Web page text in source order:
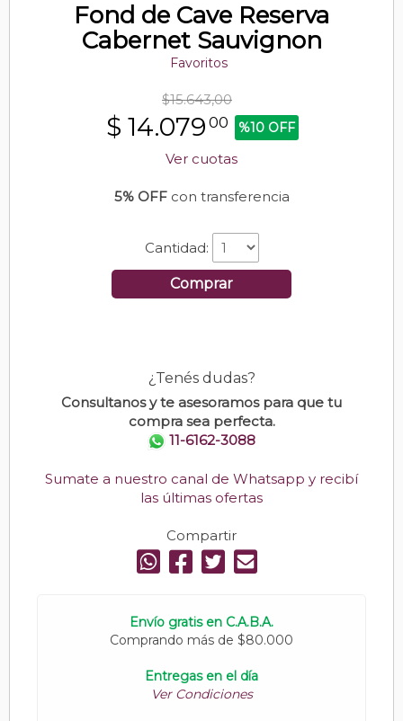
Fond de Cave Reserva
Cabernet Sauvignon
Favoritos
$15.643,00
$ 14.079 00 %10 OFF
Ver cuotas
5% OFFcon transferencia
Cantidad:
Comprar
¿Tenés dudas?
Consultanos y te asesoramos para que tu
compra sea perfecta.
11-6162-3088
Sumate a nuestro canal de Whatsapp y recibí
las últimas ofertas
Compartir
Envío gratis en C.A.B.A.
Comprando más de $80.000
Entregas en el día
Ver Condiciones